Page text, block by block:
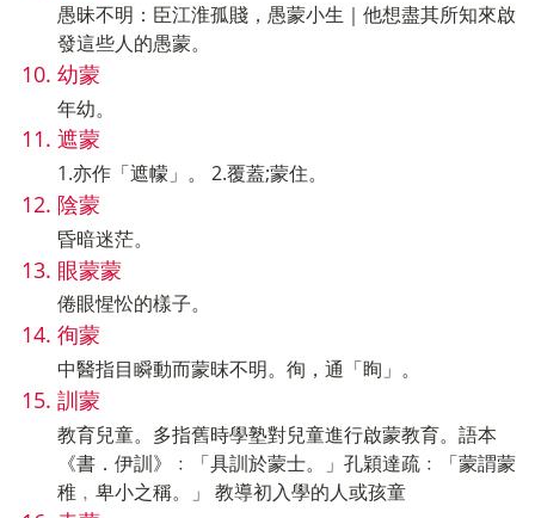
愚昧不明：臣江淮孤賤，愚蒙小生｜他想盡其所知來啟
發這些人的愚蒙。
幼蒙
年幼。
遮蒙
1.亦作「遮幪」。 2.覆蓋;蒙住。
陰蒙
昏暗迷茫。
眼蒙蒙
倦眼惺忪的樣子。
徇蒙
中醫指目瞬動而蒙昩不明。徇，通「眴」。
訓蒙
教育兒童。多指舊時學塾對兒童進行啟蒙教育。語本
《書．伊訓》﹕「具訓於蒙士。」孔穎達疏﹕「蒙謂蒙
稚﹐卑小之稱。」 教導初入學的人或孩童